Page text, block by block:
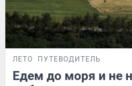
ЛЕТО ПУТЕВОДИТЕЛЬ
Едем до моря и не